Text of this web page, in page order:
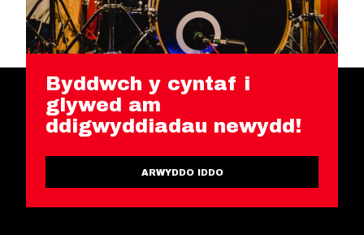
Byddwch y cyntaf i
glywed am
ddigwyddiadau newydd!
ARWYDDO IDDO